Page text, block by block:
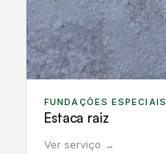
FUNDAÇÕES ESPECIAIS
Estaca raiz
Ver serviço →